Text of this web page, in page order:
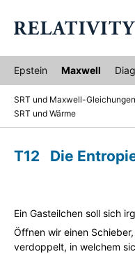
Epstein Maxwell
SRT und Maxwell-Gleichungen
SRT und Wärme
T12 Die
Ein Gasteilchen soll sich
Öffnen wir einen
verdoppelt, in welchem